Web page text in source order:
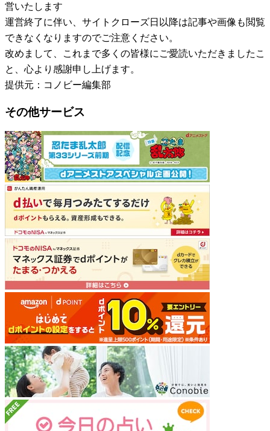
営いたします
運営終了に伴い、サイトクローズ日以降は記事や画像も閲覧
できなくなりますのでご注意ください。
改めまして、これまで多くの皆様にご愛読いただきましたこ
と、心より感謝申し上げます。
提供元：コノビー編集部
その他サービス